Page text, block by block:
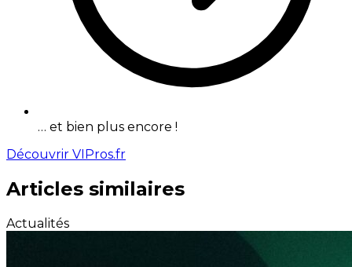
… et bien plus encore !
Découvrir VIPros.fr
Articles similaires
Actualités